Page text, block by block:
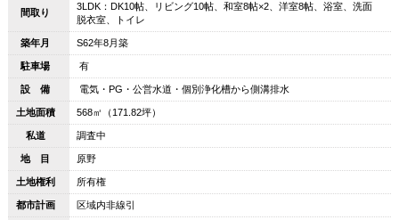
間取り
3LDK：DK10帖、リビング10帖、和室8帖×2、洋室8帖、浴室、洗面
脱衣室、トイレ
築年月 S62年8月築
駐車場 有
設 備 電気・PG・公営水道・個別浄化槽から側溝排水
土地面積 568㎡（171.82坪）
私道 調査中
地 目 原野
土地権利 所有権
都市計画 区域内非線引